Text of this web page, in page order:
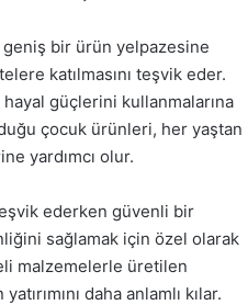
bir ürün yelpazesine
katılmasını teşvik eder.
güçlerini kullanmalarına
çocuk ürünleri, her yaştan
yardımcı olur.
ederken güvenli bir
sağlamak için özel olarak
malzemelerle üretilen
daha anlamlı kılar.